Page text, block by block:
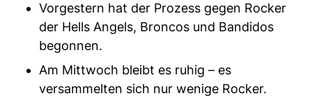
Vorgestern hat der Prozess gegen Rocker
der Hells Angels, Broncos und Bandidos
begonnen.
Am Mittwoch bleibt es ruhig – es
versammelten sich nur wenige Rocker.